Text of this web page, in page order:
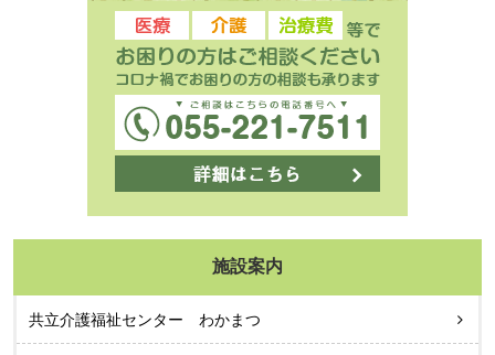
施設案内
共立介護福祉センター わかまつ